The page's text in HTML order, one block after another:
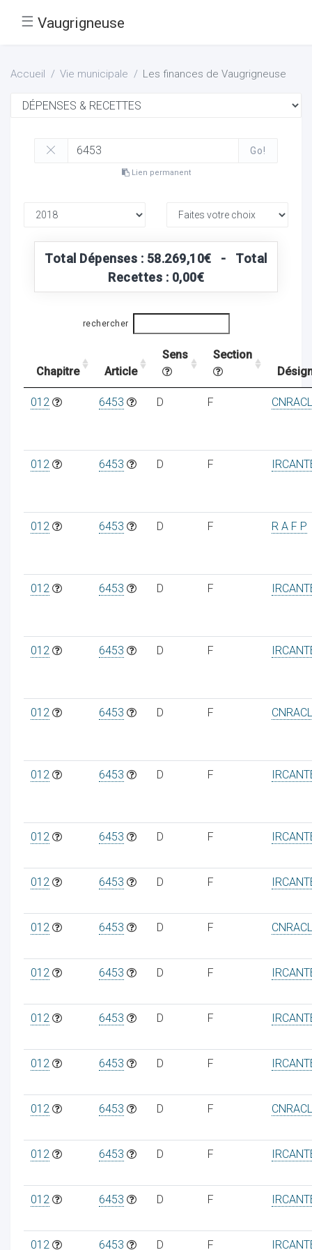
☰ Vaugrigneuse
Accueil Vie municipale Les finances de Vaugrigneuse
Go!
Lien permanent
Total Dépenses : 58.269,10€ - Total
Recettes : 0,00€
rechercher
Chapitre Article
Sens
Section
012 6453 D F CNRACL
012 6453 D F
012 6453 D F R A F P
012 6453 D F
012 6453 D F
012 6453 D F CNRACL
012 6453 D F
012 6453 D F
012 6453 D F
012 6453 D F CNRACL
012 6453 D F
012 6453 D F
012 6453 D F
012 6453 D F CNRACL
012 6453 D F
012 6453 D F
012 6453 D F